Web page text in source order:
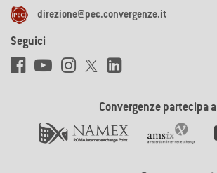
direzione@pec.convergenze.it
Seguici
Convergenze partecipa a